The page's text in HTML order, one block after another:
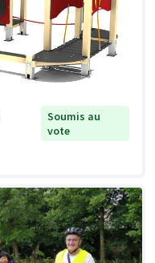
Soumis au
vote